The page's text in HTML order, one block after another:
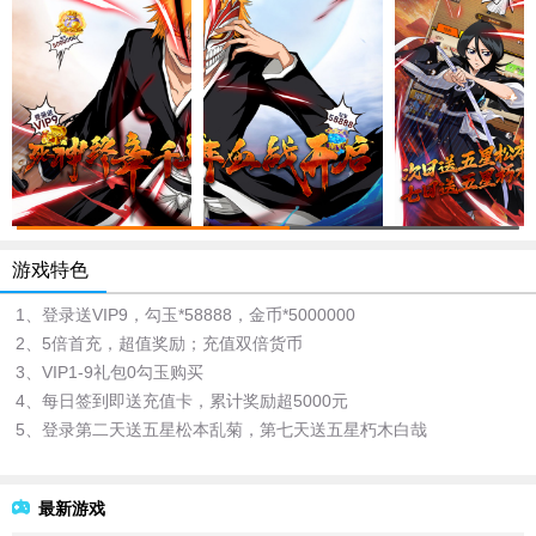
游戏特色
1、登录送VIP9，勾玉*58888，金币*5000000
2、5倍首充，超值奖励；充值双倍货币
3、VIP1-9礼包0勾玉购买
4、每日签到即送充值卡，累计奖励超5000元
5、登录第二天送五星松本乱菊，第七天送五星朽木白哉
最新游戏